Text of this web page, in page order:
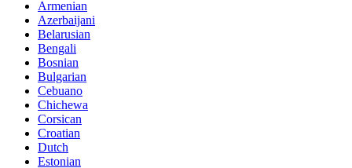
Armenian
Azerbaijani
Belarusian
Bengali
Bosnian
Bulgarian
Cebuano
Chichewa
Corsican
Croatian
Dutch
Estonian